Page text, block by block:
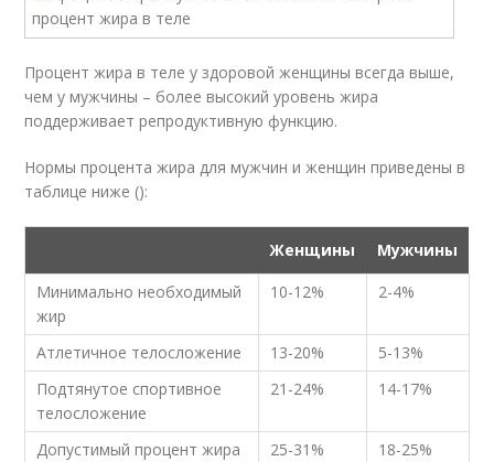
Процент жира в теле у здоровой женщины всегда выше,
чем у мужчины – более высокий уровень жира
поддерживает репродуктивную функцию.
Нормы процента жира для мужчин и женщин приведены в
таблице ниже ():
Женщины
Мужчины
Минимально необходимый
жир
10-12% 2-4%
Атлетичное телосложение 13-20%
5-13%
Подтянутое спортивное
телосложение
21-24% 14-17%
Допустимый процент жира
25-31% 18-25%